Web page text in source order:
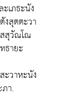
เภธะนัง
สุตตะวา
สุวัณโณ
ายะ
ะวาหะนัง
า.